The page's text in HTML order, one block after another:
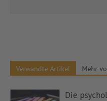
Verwandte Artikel Mehr
Die